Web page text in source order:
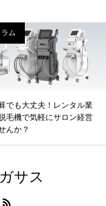
ム
でも大丈夫！レンタル業
毛機で気軽にサロン経営
んか？
サス